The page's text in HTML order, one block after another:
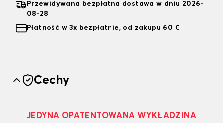
Przewidywana bezpłatna dostawa w dniu 2026-
08-28
Płatność w 3x bezpłatnie, od zakupu 60 €
Cechy
JEDYNA OPATENTOWANA WYKŁADZINA